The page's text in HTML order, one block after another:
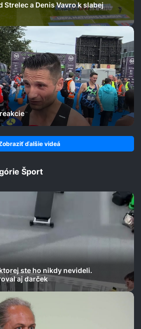
Strelec a Denis Vavro k slabej
ďalšie videá
Šport
ste ho nikdy nevideli.
aj darček